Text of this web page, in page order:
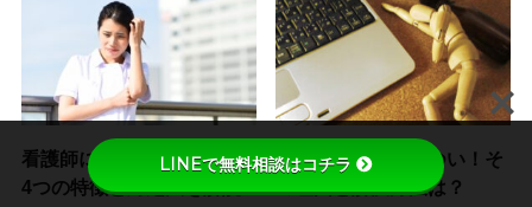
看護師に向いていない人の
4つの特徴と対処法を解説
看護師の夜勤がきつい！そ
の理由と解決方法は？
LINEで無料相談はコチラ